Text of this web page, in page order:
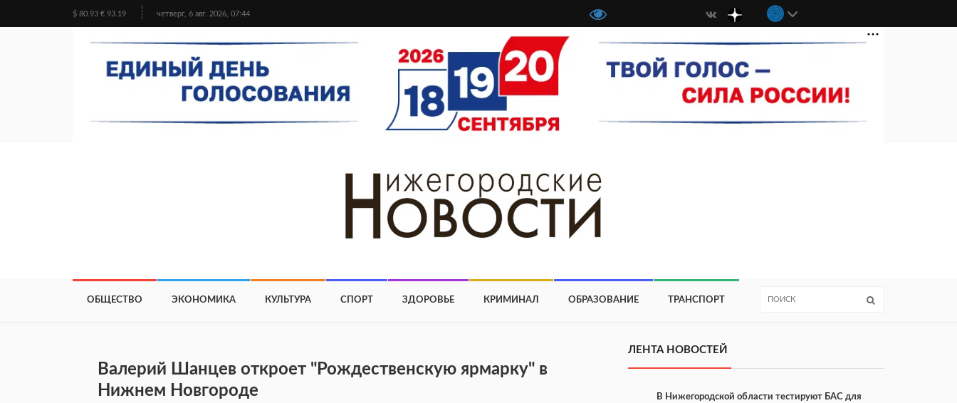
$ 80.93 € 93.19 четверг, 6 авг. 2026, 07:44
ОБЩЕСТВО ЭКОНОМИКА КУЛЬТУРА СПОРТ ЗДОРОВЬЕ КРИМИНАЛ ОБРАЗОВАНИЕ ТРАНСПОРТ
Валерий Шанцев откроет "Рождественскую ярмарку" в
Нижнем Новгороде
ЛЕНТА НОВОСТЕЙ
В Нижегородской области тестируют БАС для